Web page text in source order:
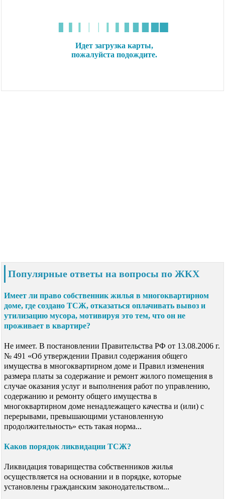
Популярные ответы на вопросы по ЖКХ
Имеет ли право собственник жилья в многоквартирном
доме, где создано ТСЖ, отказаться оплачивать вывоз и
утилизацию мусора, мотивируя это тем, что он не
проживает в квартире?
Не имеет. В постановлении Правительства РФ от 13.08.2006 г.
№ 491 «Об утверждении Правил содержания общего
имущества в многоквартирном доме и Правил изменения
размера платы за содержание и ремонт жилого помещения в
случае оказания услуг и выполнения работ по управлению,
содержанию и ремонту общего имущества в
многоквартирном доме ненадлежащего качества и (или) с
перерывами, превышающими установленную
продолжительность» есть такая норма...
Каков порядок ликвидации ТСЖ?
Ликвидация товарищества собственников жилья
осуществляется на основании и в порядке, которые
установлены гражданским законодательством...